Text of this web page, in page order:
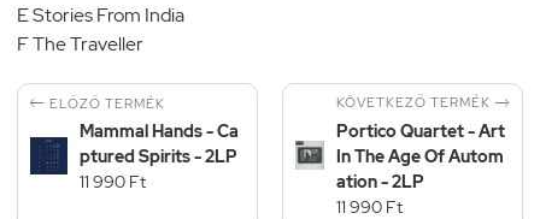
E Stories From India
F The Traveller
 ELŐZŐ TERMÉK
Mammal Hands - Ca
ptured Spirits - 2LP
11 990 Ft
KÖVETKEZŐ TERMÉK 
Portico Quartet - Art
In The Age Of Autom
ation - 2LP
11 990 Ft